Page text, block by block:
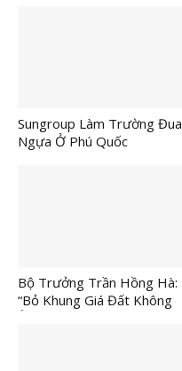
Sungroup Làm Trường Đua
Ngựa Ở Phú Quốc
Bộ Trưởng Trần Hồng Hà:
“Bỏ Khung Giá Đất Không